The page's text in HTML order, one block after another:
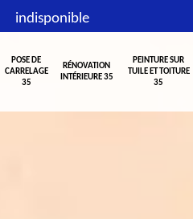
indisponible
POSE DE
CARRELAGE
35
RÉNOVATION
INTÉRIEURE 35
PEINTURE SUR
TUILE ET TOITURE
35